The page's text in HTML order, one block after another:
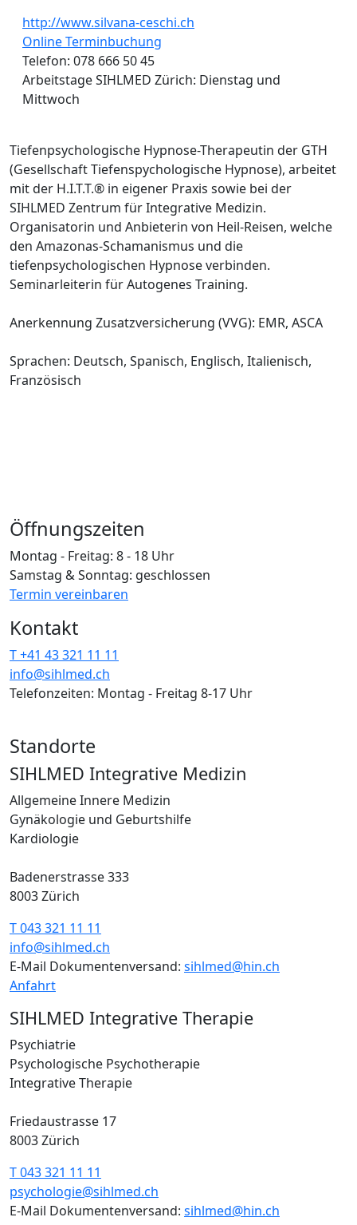
http://www.silvana-ceschi.ch
Online Terminbuchung
Telefon: 078 666 50 45
Arbeitstage SIHLMED Zürich: Dienstag und
Mittwoch
Tiefenpsychologische Hypnose-Therapeutin der GTH
(Gesellschaft Tiefenspychologische Hypnose), arbeitet
mit der H.I.T.T.® in eigener Praxis sowie bei der
SIHLMED Zentrum für Integrative Medizin.
Organisatorin und Anbieterin von Heil-Reisen, welche
den Amazonas-Schamanismus und die
tiefenpsychologischen Hypnose verbinden.
Seminarleiterin für Autogenes Training.
Anerkennung Zusatzversicherung (VVG): EMR, ASCA
Sprachen: Deutsch, Spanisch, Englisch, Italienisch,
Französisch
Öffnungszeiten
Montag - Freitag: 8 - 18 Uhr
Samstag & Sonntag: geschlossen
Termin vereinbaren
Kontakt
T +41 43 321 11 11
info@sihlmed.ch
Telefonzeiten: Montag - Freitag 8-17 Uhr
Standorte
SIHLMED Integrative Medizin
Allgemeine Innere Medizin
Gynäkologie und Geburtshilfe
Kardiologie
Badenerstrasse 333
8003 Zürich
T 043 321 11 11
info@sihlmed.ch
E-Mail Dokumentenversand: sihlmed@hin.ch
Anfahrt
SIHLMED Integrative Therapie
Psychiatrie
Psychologische Psychotherapie
Integrative Therapie
Friedaustrasse 17
8003 Zürich
T 043 321 11 11
psychologie@sihlmed.ch
E-Mail Dokumentenversand: sihlmed@hin.ch